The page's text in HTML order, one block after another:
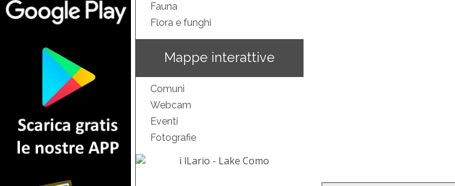
Fauna
Flora e funghi
Mappe interattive
Comuni
Webcam
Eventi
Fotografie